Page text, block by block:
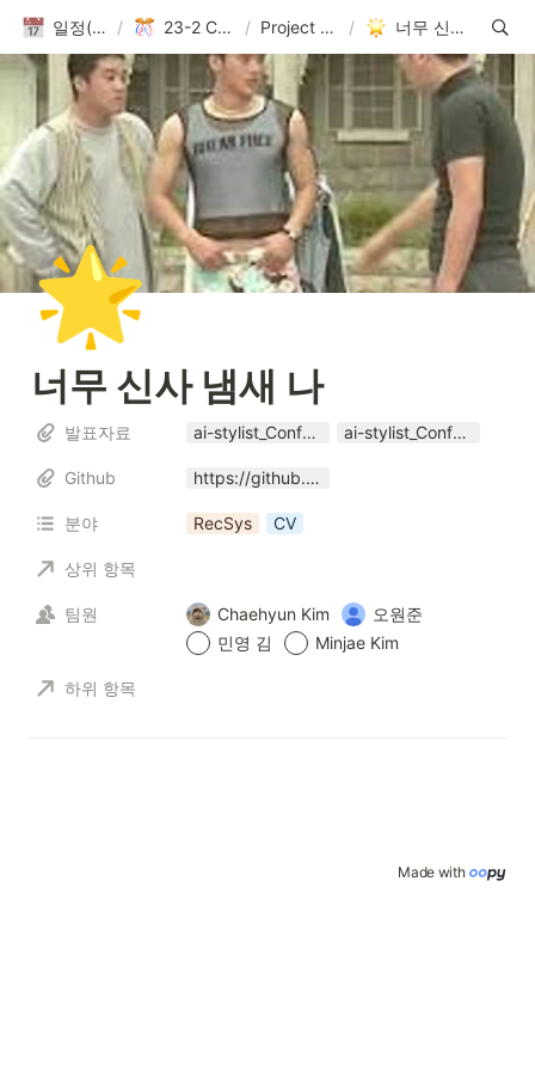
일정(활동 DB) / 23-2 Conference / Project 발표자료 / 너무 신사 냄새 나
🌟
너무 신사 냄새 나
발표자료 ai-stylist_Conference_23_2.pptx ai-stylist_Conference_23_2.pdf
Github https://github.com/AIKU-Official/aiku-23-2-ai-stylist
분야 RecSys CV
상위 항목
팀원 Chaehyun Kim
오원준
민영 김
Minjae Kim
하위 항목
Made with